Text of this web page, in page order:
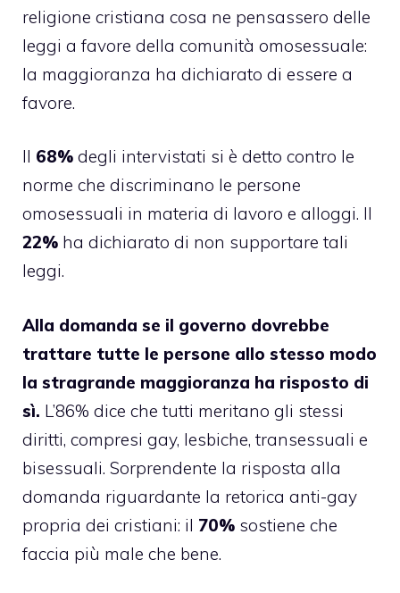
religione cristiana cosa ne pensassero delle
leggi a favore della comunità omosessuale:
la maggioranza ha dichiarato di essere a
favore.
Il 68% degli intervistati si è detto contro le
norme che discriminano le persone
omosessuali in materia di lavoro e alloggi. Il
22% ha dichiarato di non supportare tali
leggi.
Alla domanda se il governo dovrebbe
trattare tutte le persone allo stesso modo
la stragrande maggioranza ha risposto di
sì. L’86% dice che tutti meritano gli stessi
diritti, compresi gay, lesbiche, transessuali e
bisessuali. Sorprendente la risposta alla
domanda riguardante la retorica anti-gay
propria dei cristiani: il 70% sostiene che
faccia più male che bene.